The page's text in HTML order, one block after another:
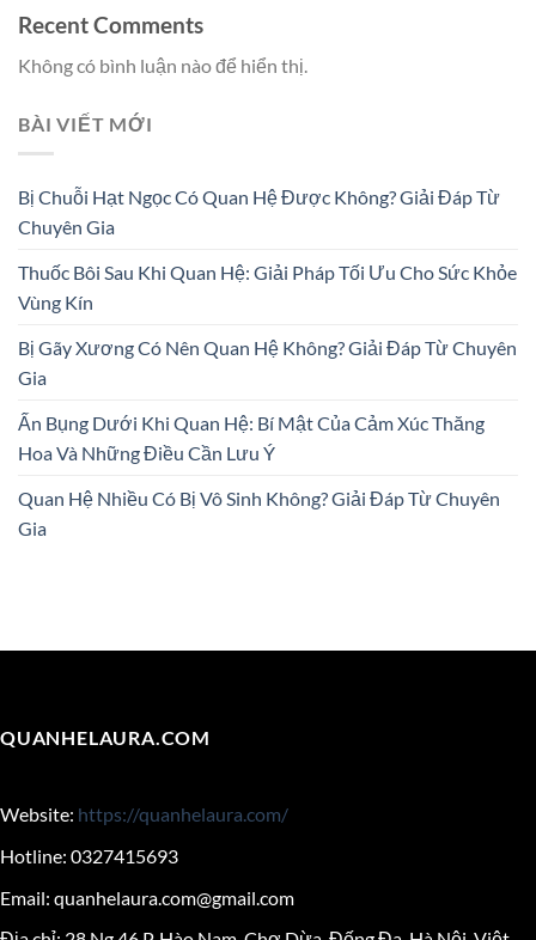
Recent Comments
Không có bình luận nào để hiển thị.
BÀI VIẾT MỚI
Bị Chuỗi Hạt Ngọc Có Quan Hệ Được Không? Giải Đáp Từ
Chuyên Gia
Thuốc Bôi Sau Khi Quan Hệ: Giải Pháp Tối Ưu Cho Sức Khỏe
Vùng Kín
Bị Gãy Xương Có Nên Quan Hệ Không? Giải Đáp Từ Chuyên
Gia
Ấn Bụng Dưới Khi Quan Hệ: Bí Mật Của Cảm Xúc Thăng
Hoa Và Những Điều Cần Lưu Ý
Quan Hệ Nhiều Có Bị Vô Sinh Không? Giải Đáp Từ Chuyên
Gia
QUANHELAURA.COM
Website: https://quanhelaura.com/
Hotline: 0327415693
Email: quanhelaura.com@gmail.com